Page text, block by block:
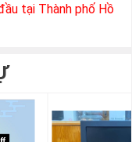
tại Thành phố Hồ